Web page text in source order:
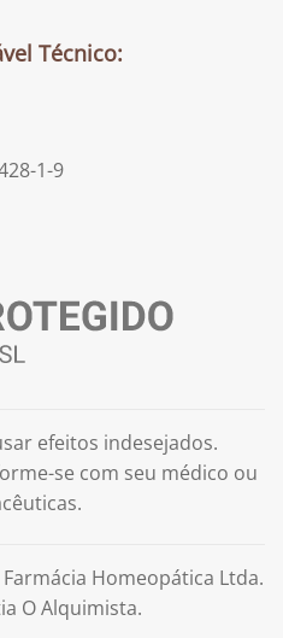
Técnico:
1-9
efeitos indesejados.
se com seu médico ou
Homeopática Ltda.
O Alquimista.